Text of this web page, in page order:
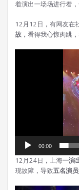
着演出一场场进行着，
12月12日，有网友在
故 ，看得我心惊肉跳
00:00
12月24日，上海一演
现故障，导致五名演